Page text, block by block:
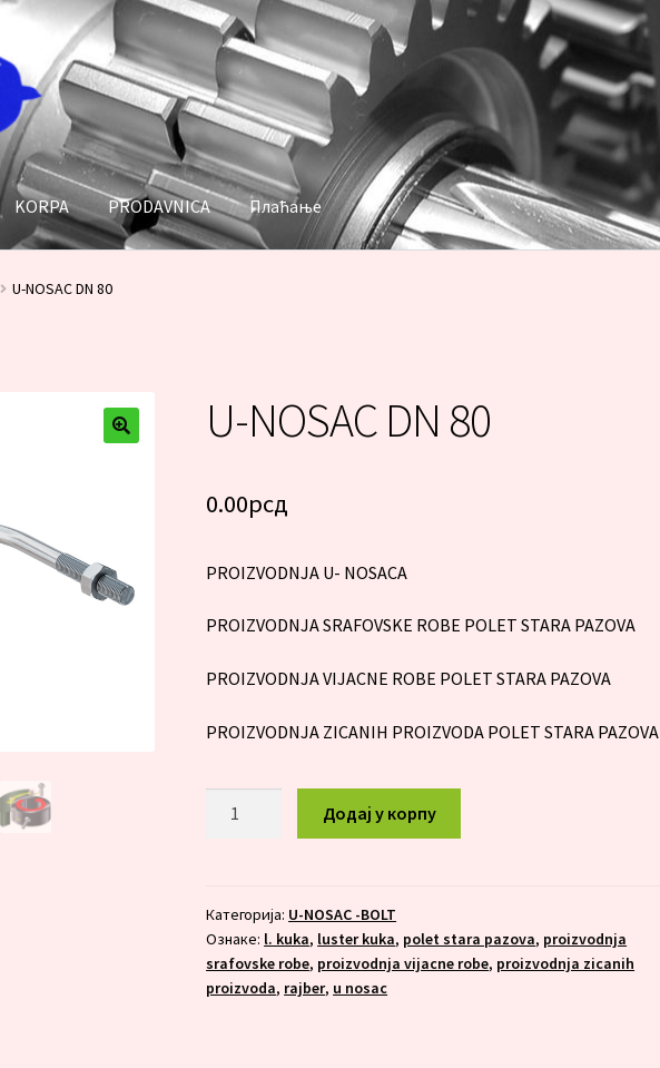
KORPA PRODAVNICA Плаћање
PRODAVNICAПлаћање
U-NOSAC DN 80
U-NOSAC DN 80
0.00рсд
PROIZVODNJA U- NOSACA
PROIZVODNJA SRAFOVSKE ROBE POLET STARA PAZOVA
PROIZVODNJA VIJACNE ROBE POLET STARA PAZOVA
PROIZVODNJA ZICANIH PROIZVODA POLET STARA PAZOVA
количина
Додај у корпу
Категорија: U-NOSAC -BOLT
Ознаке: l. kuka, luster kuka, polet stara pazova, proizvodnja
srafovske robe, proizvodnja vijacne robe, proizvodnja zicanih
proizvoda, rajber, u nosac